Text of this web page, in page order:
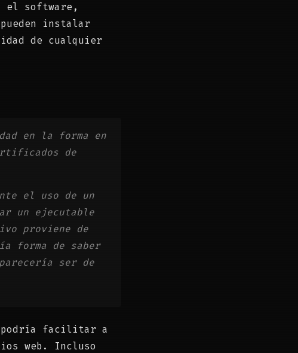
software,
instalar
de cualquier
en la forma en
de
el uso de un
un ejecutable
proviene de
forma de saber
ser de
podría facilitar a
web. Incluso